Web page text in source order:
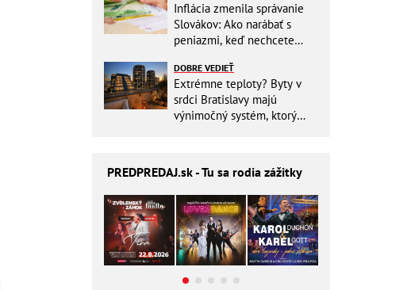
Inflácia zmenila správanie
Slovákov: Ako narábať s
peniazmi, keď nechcete
DOBRE VEDIEŤ
Extrémne teploty? Byty v
srdci Bratislavy majú
výnimočný systém, ktorý
PREDPREDAJ.sk - Tu sa rodia zážitky